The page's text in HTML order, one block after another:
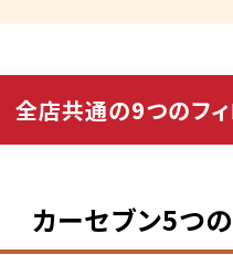
全店共通の9つのフィ
カーセブン5つ